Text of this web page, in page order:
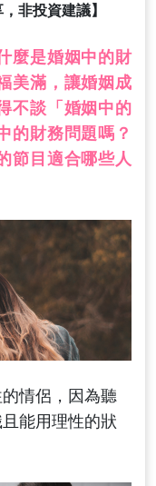
非投資建議】
麼是婚姻中的財
美滿，讓婚姻成
不談「婚姻中的
的財務問題嗎？
節目適合哪些人
情侶，因為聽
能用理性的狀